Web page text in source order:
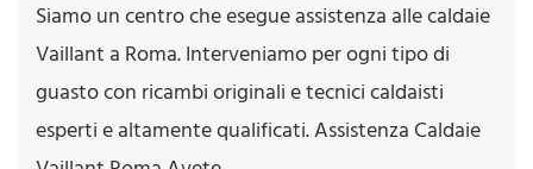
Siamo un centro che esegue assistenza alle caldaie
Vaillant a Roma. Interveniamo per ogni tipo di
guasto con ricambi originali e tecnici caldaisti
esperti e altamente qualificati. Assistenza Caldaie